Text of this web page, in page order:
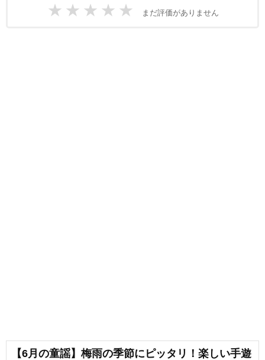
★ ★ ★ ★ ★ まだ評価がありません
【6月の童謡】梅雨の季節にピッタリ！楽しい手遊